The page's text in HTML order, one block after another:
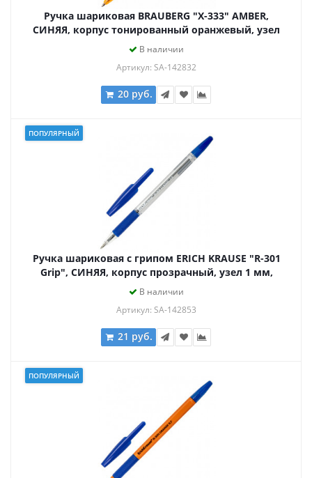
Ручка шариковая BRAUBERG "X-333" AMBER,
СИНЯЯ, корпус тонированный оранжевый, узел
0,7 мм, линия письма 0,35 мм, 142832
В наличии
Артикул: SA-142832
20 руб.
ПОПУЛЯРНЫЙ
Ручка шариковая с грипом ERICH KRAUSE "R-301
Grip", СИНЯЯ, корпус прозрачный, узел 1 мм,
линия письма 0,5 мм, 39527
В наличии
Артикул: SA-142853
21 руб.
ПОПУЛЯРНЫЙ